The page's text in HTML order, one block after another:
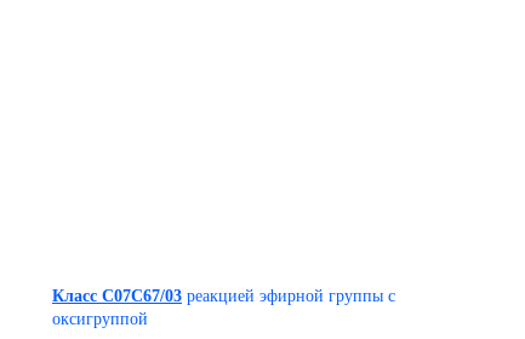
Класс C07C67/03 реакцией эфирной группы с
оксигруппой